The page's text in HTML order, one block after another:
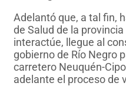
Adelantó que, a tal fin,
de Salud de la
interactúe, llegue al
gobierno de Río Negro
carretero Neuquén-
adelante el proceso de